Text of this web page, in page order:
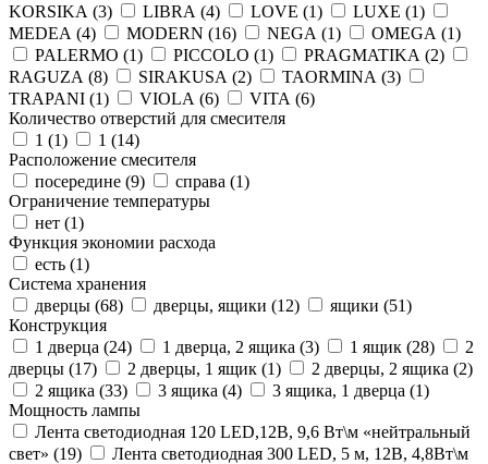
KORSIKA (3) LIBRA (4) LOVE (1) LUXE (1)
MEDEA (4) MODERN (16) NEGA (1) OMEGA (1)
PALERMO (1) PICCOLO (1) PRAGMATIKA (2)
RAGUZA (8) SIRAKUSA (2) TAORMINA (3)
TRAPANI (1) VIOLA (6) VITA (6)
Количество отверстий для смесителя
1 (1) 1 (14)
Расположение смесителя
посередине (9) справа (1)
Ограничение температуры
нет (1)
Функция экономии расхода
есть (1)
Система хранения
дверцы (68) дверцы, ящики (12) ящики (51)
Конструкция
1 дверца (24) 1 дверца, 2 ящика (3) 1 ящик (28)
2
дверцы (17) 2 дверцы, 1 ящик (1) 2 дверцы, 2 ящика (2)
2 ящика (33) 3 ящика (4) 3 ящика, 1 дверца (1)
Мощность лампы
Лента светодиодная 120 LED,12В, 9,6 Вт\м «нейтральный
свет» (19)
Лента светодиодная 300 LED, 5 м, 12В, 4,8Вт\м